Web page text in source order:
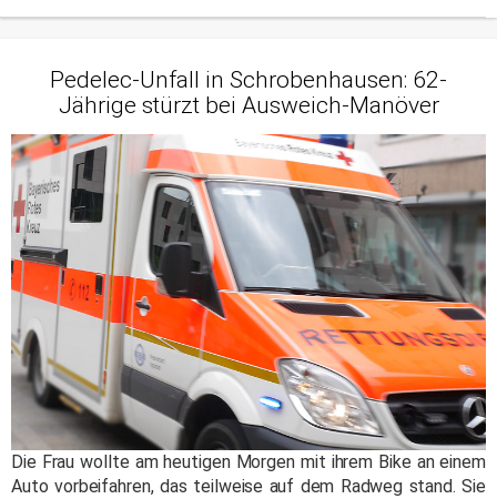
Pedelec-Unfall in Schrobenhausen: 62-
Jährige stürzt bei Ausweich-Manöver
Die Frau wollte am heutigen Morgen mit ihrem Bike an einem
Auto vorbeifahren, das teilweise auf dem Radweg stand. Sie